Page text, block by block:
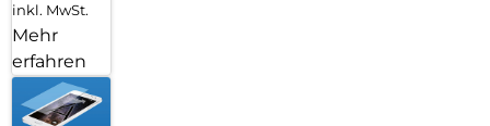
inkl. MwSt.
Mehr
erfahren